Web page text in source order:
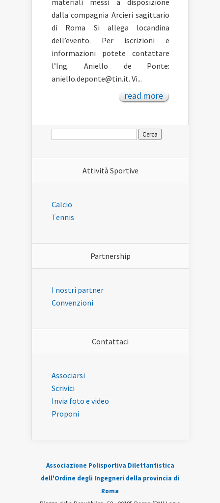
materiali messi a disposizione
dalla compagnia Arcieri sagittario
di Roma Si allega locandina
dell’evento. Per iscrizioni e
informazioni potete contattare
l’Ing. Aniello de Ponte:
aniello.deponte@tin.it. Vi...
read more
Ricerca
Attività Sportive
Calcio
Tennis
Partnership
I nostri partner
Convenzioni
Contattaci
Associarsi
Scrivici
Invia foto e video
Proponi
Associazione Polisportiva Dilettantistica
dell'Ordine degli Ingegneri della provincia di
Roma